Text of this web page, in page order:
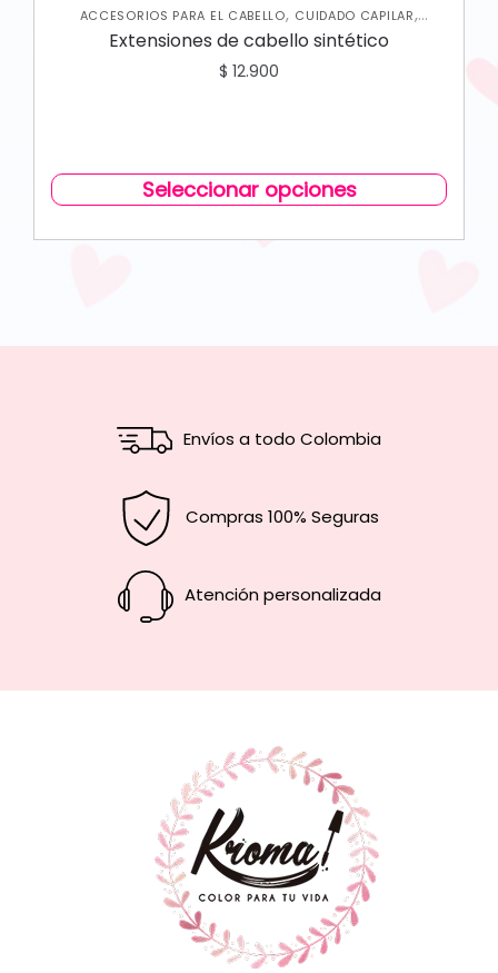
ACCESORIOS PARA EL CABELLO, CUIDADO CAPILAR,
VARIEDADES
Extensiones de cabello sintético
$ 12.900
Seleccionar opciones
Envíos a todo Colombia
Compras 100% Seguras
Atención personalizada